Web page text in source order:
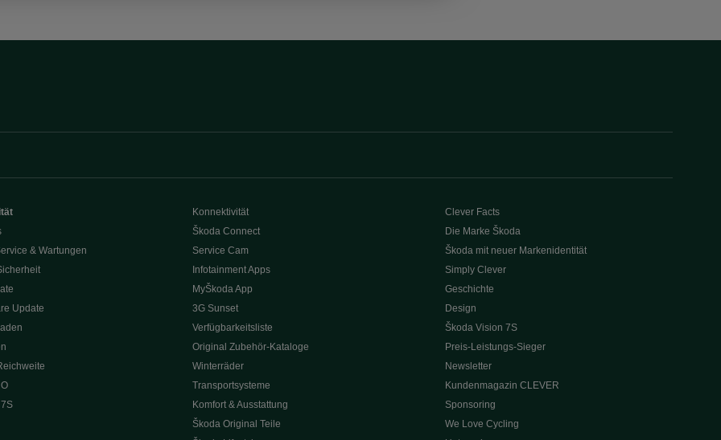
& Wartungen
Update
Konnektivität
Škoda Connect
Service Cam
Infotainment Apps
MyŠkoda App
3G Sunset
Verfügbarkeitsliste
Original Zubehör-Kataloge
Winterräder
Transportsysteme
Komfort & Ausstattung
Škoda Original Teile
Clever Facts
Die Marke Škoda
Škoda mit neuer Markenidentität
Simply Clever
Geschichte
Design
Škoda Vision 7S
Preis-Leistungs-Sieger
Newsletter
Kundenmagazin CLEVER
Sponsoring
We Love Cycling